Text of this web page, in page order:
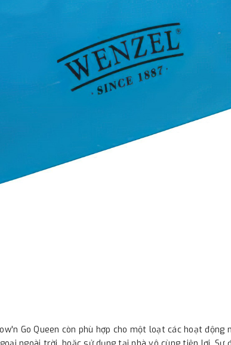
Go Queen còn phù hợp cho một loạt các hoạt động